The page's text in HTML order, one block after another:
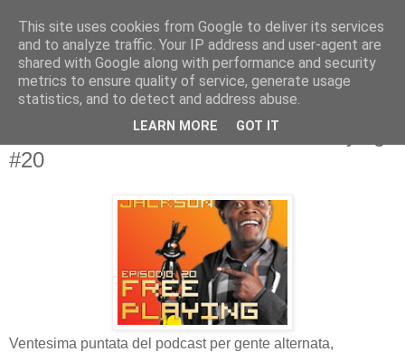
SUPERSPAM: ON AIR su Free Playing
#20
Ventesima puntata del podcast per gente alternata,
This site uses cookies from Google to deliver its services
and to analyze traffic. Your IP address and user-agent are
shared with Google along with performance and security
metrics to ensure quality of service, generate usage
statistics, and to detect and address abuse.
LEARN MORE GOT IT